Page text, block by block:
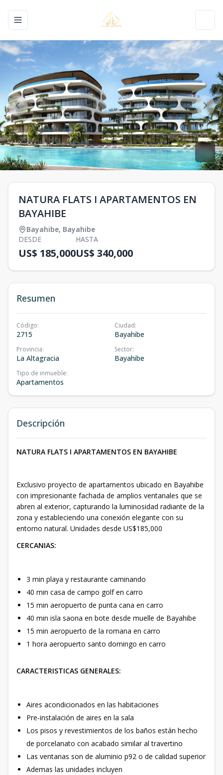
Toggle navigation menu
NATURA FLATS I APARTAMENTOS EN
BAYAHIBE
Bayahibe, Bayahibe
DESDE
US$ 185,000
HASTA
US$ 340,000
Resumen
Código:
2715
Ciudad:
Bayahibe
Provincia:
La Altagracia
Sector:
Bayahibe
Tipo de inmueble:
Apartamentos
Descripción
NATURA FLATS I APARTAMENTOS EN BAYAHIBE
Exclusivo proyecto de apartamentos ubicado en Bayahibe
con impresionante fachada de amplios ventanales que se
abren al exterior, capturando la luminosidad radiante de la
zona y estableciendo una conexión elegante con su
entorno natural. Unidades desde US$185,000
CERCANIAS:
3 min playa y restaurante caminando
40 min casa de campo golf en carro
15 min aeropuerto de punta cana en carro
40 min isla saona en bote desde muelle de Bayahibe
15 min aeropuerto de la romana en carro
1 hora aeropuerto santo domingo en carro
CARACTERISTICAS GENERALES:
Aires acondicionados en las habitaciones
Pre-instalación de aires en la sala
Los pisos y revestimientos de los baños están hecho
de porcelanato con acabado similar al travertino
Las ventanas son de aluminio p92 o de calidad superior
Ademas las unidades incluyen